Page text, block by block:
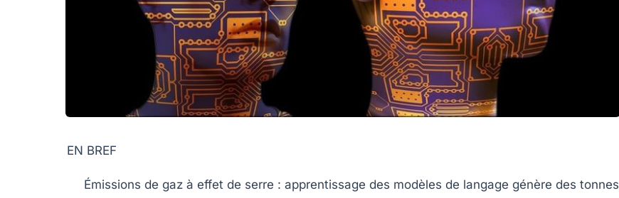
EN BREF
Émissions de gaz à effet de serre : apprentissage des modèles de langage génère des tonnes